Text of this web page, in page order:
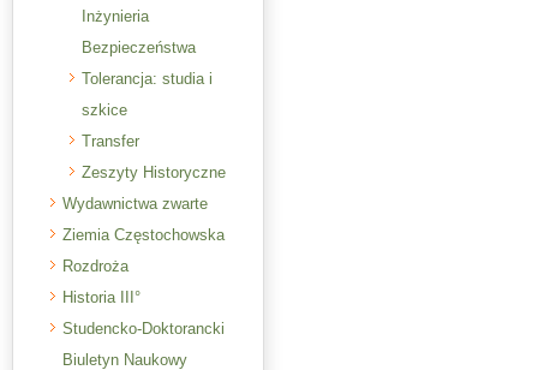
Inżynieria
Bezpieczeństwa
Tolerancja: studia i
szkice
Transfer
Zeszyty Historyczne
Wydawnictwa zwarte
Ziemia Częstochowska
Rozdroża
Historia III°
Studencko-Doktorancki
Biuletyn Naukowy